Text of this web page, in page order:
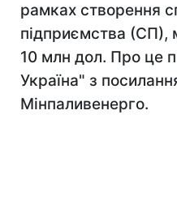
рамках створення
підприємства (СП),
10 млн дол. Про це
Україна" з
Мінпаливенерго.